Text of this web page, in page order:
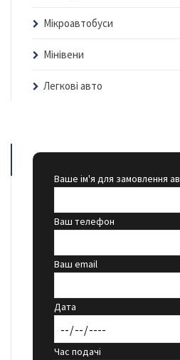
Мікроавтобуси
Мінівени
Легкові авто
Ваше ім'я для замовлення
Ваш телефон
Ваш email
Дата
Час подачі